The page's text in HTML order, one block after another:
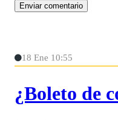
18 Ene 10:55
¿Boleto de